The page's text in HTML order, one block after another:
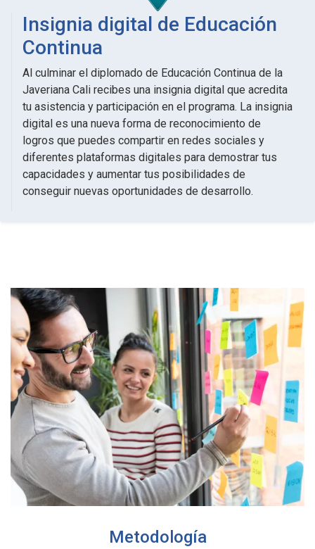
Insignia digital de Educación
Continua
Al culminar el diplomado de Educación Continua de la
Javeriana Cali recibes una insignia digital que acredita
tu asistencia y participación en el programa. La insignia
digital es una nueva forma de reconocimiento de
logros que puedes compartir en redes sociales y
diferentes plataformas digitales para demostrar tus
capacidades y aumentar tus posibilidades de
conseguir nuevas oportunidades de desarrollo.
Metodología